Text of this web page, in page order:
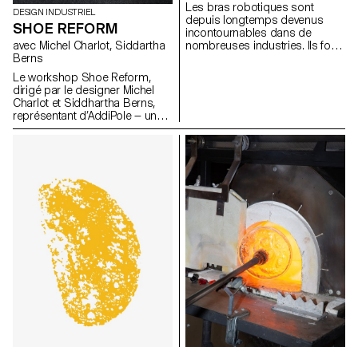
DESIGN INDUSTRIEL
SHOE REFORM
avec Michel Charlot, Siddartha
Berns
Le workshop Shoe Reform,
dirigé par le designer Michel
Charlot et Siddhartha Berns,
représentant d’AddiPole — un
hub dédié au reverse
exploration innovante des
technologies de numérisation
3D, en collaboration avec le
Technopôle Sainte-Croix.
Les bras robotiques sont
depuis longtemps devenus
incontournables dans de
nombreuses industries. Ils font
cela notamment en raison d'un
manque évident de ressources
de référence adaptées à cette
communauté. Il en va de même
au sein des écoles d’art et de
design qui investissent de plus
en plus souvent dans ce type
d’équipement sans pour autant
avoir les ressources pour les
exploiter. Ce projet de
recherche se base sur des cas
d’étude appliqués pour
explorer et définir un ensemble
de méthodes de travail
exemplaires, capables
d'informer et d'inspirer les
futurs utilisateurs.